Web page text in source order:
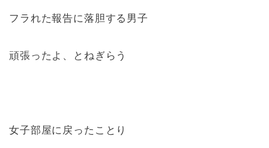
フラれた報告に落胆する男子
頑張ったよ、とねぎらう
女子部屋に戻ったことり